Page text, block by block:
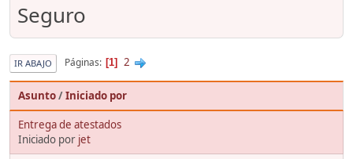
Seguro
IR ABAJO Páginas 1 2
Asunto/Iniciado por
Entrega de atestados
Iniciado por jet